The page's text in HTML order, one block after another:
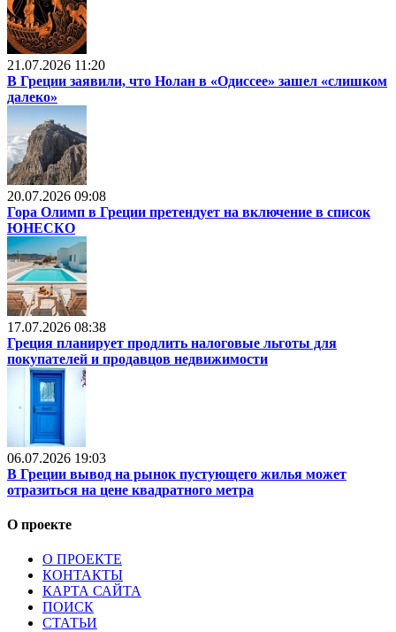
21.07.2026 11:20
В Греции заявили, что Нолан в «Одиссее» зашел «слишком
далеко»
20.07.2026 09:08
Гора Олимп в Греции претендует на включение в список
ЮНЕСКО
17.07.2026 08:38
Греция планирует продлить налоговые льготы для
покупателей и продавцов недвижимости
06.07.2026 19:03
В Греции вывод на рынок пустующего жилья может
отразиться на цене квадратного метра
О проекте
О ПРОЕКТЕ
КОНТАКТЫ
КАРТА САЙТА
ПОИСК
СТАТЬИ